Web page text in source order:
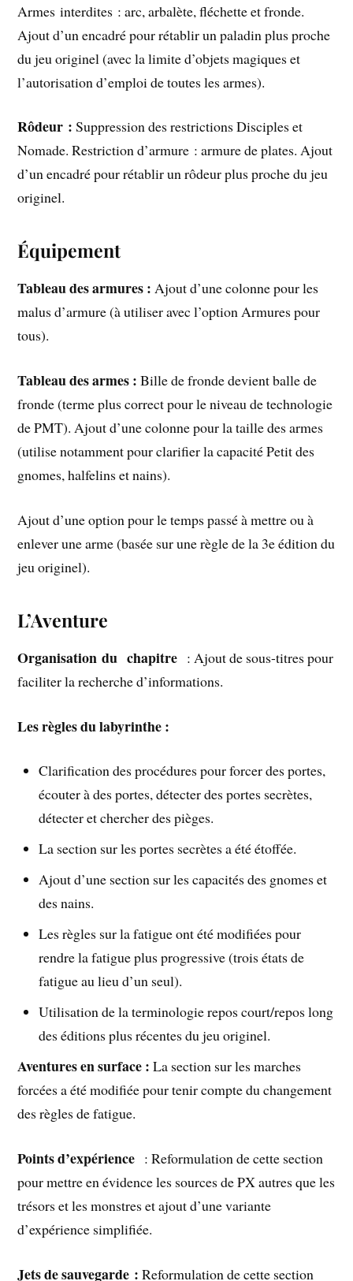
Armes interdites : arc, arbalète, fléchette et fronde.
Ajout d’un encadré pour rétablir un paladin plus proche
du jeu originel (avec la limite d’objets magiques et
l’autorisation d’emploi de toutes les armes).
Rôdeur : Suppression des restrictions Disciples et
Nomade. Restriction d’armure : armure de plates. Ajout
d’un encadré pour rétablir un rôdeur plus proche du jeu
originel.
Équipement
Tableau des armures : Ajout d’une colonne pour les
malus d’armure (à utiliser avec l’option Armures pour
tous).
Tableau des armes : Bille de fronde devient balle de
fronde (terme plus correct pour le niveau de technologie
de PMT). Ajout d’une colonne pour la taille des armes
(utilise notamment pour clarifier la capacité Petit des
gnomes, halfelins et nains).
Ajout d’une option pour le temps passé à mettre ou à
enlever une arme (basée sur une règle de la 3e édition du
jeu originel).
L’Aventure
Organisation du chapitre : Ajout de sous-titres pour
faciliter la recherche d’informations.
Les règles du labyrinthe :
Clarification des procédures pour forcer des portes,
écouter à des portes, détecter des portes secrètes,
détecter et chercher des pièges.
La section sur les portes secrètes a été étoffée.
Ajout d’une section sur les capacités des gnomes et
des nains.
Les règles sur la fatigue ont été modifiées pour
rendre la fatigue plus progressive (trois états de
fatigue au lieu d’un seul).
Utilisation de la terminologie repos court/repos long
des éditions plus récentes du jeu originel.
Aventures en surface : La section sur les marches
forcées a été modifiée pour tenir compte du changement
des règles de fatigue.
Points d’expérience : Reformulation de cette section
pour mettre en évidence les sources de PX autres que les
trésors et les monstres et ajout d’une variante
d’expérience simplifiée.
Jets de sauvegarde : Reformulation de cette section